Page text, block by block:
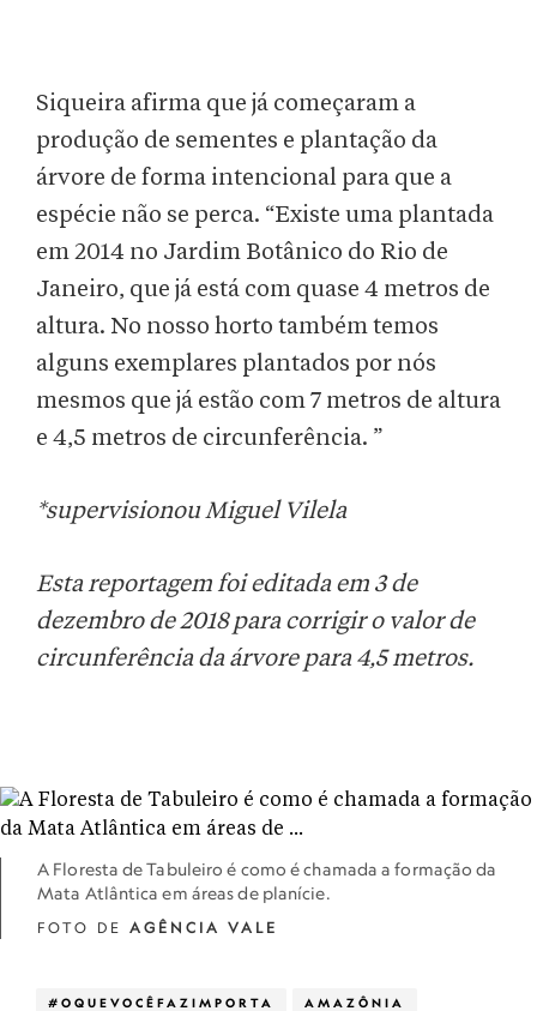
Siqueira afirma que já começaram a
produção de sementes e plantação da
árvore de forma intencional para que a
espécie não se perca. “Existe uma plantada
em 2014 no Jardim Botânico do Rio de
Janeiro, que já está com quase 4 metros de
altura. No nosso horto também temos
alguns exemplares plantados por nós
mesmos que já estão com 7 metros de altura
e 4,5 metros de circunferência. ”
*supervisionou Miguel Vilela
Esta reportagem foi editada em 3 de
dezembro de 2018 para corrigir o valor de
circunferência da árvore para 4,5 metros.
A Floresta de Tabuleiro é como é chamada a formação da
Mata Atlântica em áreas de planície.
FOTO DE AGÊNCIA VALE
#OQUEVOCÊFAZIMPORTA AMAZÔNIA